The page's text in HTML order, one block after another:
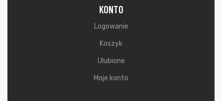
KONTO
Logowanie
Koszyk
Ulubione
Moje konto